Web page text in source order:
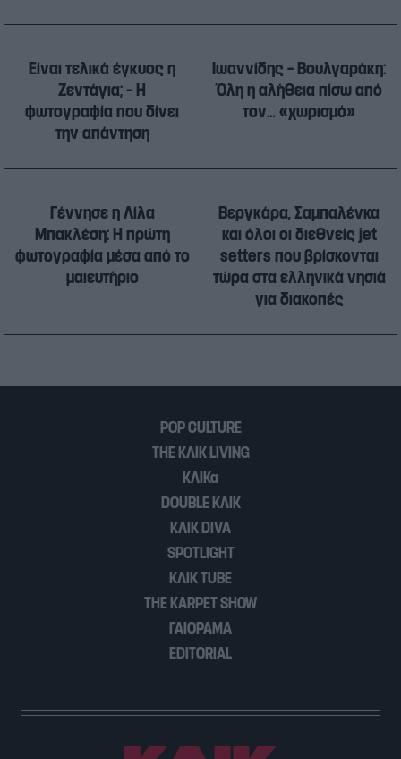
Είναι τελικά έγκυος η
Ζεντάγια; – Η
φωτογραφία που δίνει
την απάντηση
Ιωαννίδης – Βουλγαράκη:
Όλη η αλήθεια πίσω από
τον… «χωρισμό»
Γέννησε η Λίλα
Μπακλέση: Η πρώτη
φωτογραφία μέσα από το
μαιευτήριο
Βεργκάρα, Σαμπαλένκα
και όλοι οι διεθνείς jet
setters που βρίσκονται
τώρα στα ελληνικά νησιά
για διακοπές
POP CULTURE
THE ΚΛΙΚ LIVING
ΚΛΙΚα
DOUBLE ΚΛΙΚ
ΚΛΙΚ DIVA
SPOTLIGHT
ΚΛΙΚ TUBE
THE KARPET SHOW
ΓΑΙΟΡΑΜΑ
EDITORIAL